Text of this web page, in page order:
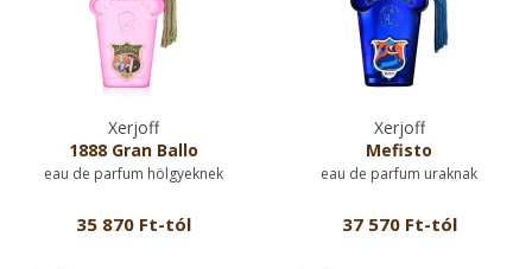
Xerjoff
1888 Gran Ballo
eau de parfum hölgyeknek
35 870 Ft-tól
Xerjoff
Mefisto
eau de parfum uraknak
37 570 Ft-tól